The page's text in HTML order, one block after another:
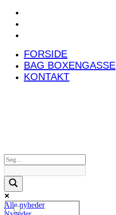
FORSIDE
BAG BOXENGASSE
KONTAKT
Alle nyheder